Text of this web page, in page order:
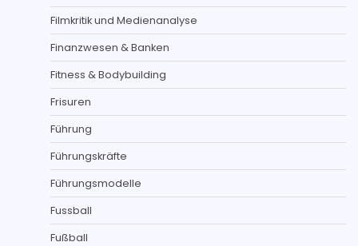
Filmkritik und Medienanalyse
Finanzwesen & Banken
Fitness & Bodybuilding
Frisuren
Führung
Führungskräfte
Führungsmodelle
Fussball
Fußball